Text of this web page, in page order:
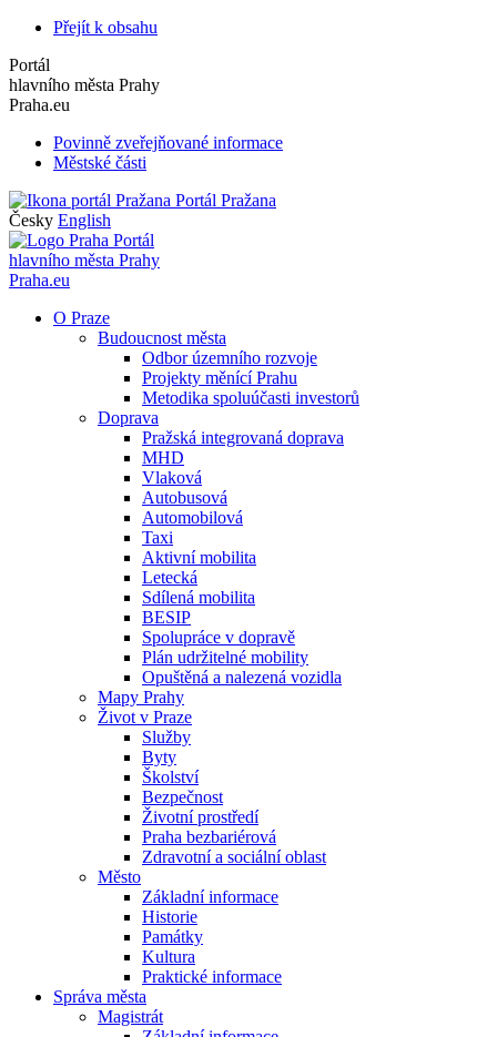
Přejít k obsahu
Portál
hlavního města Prahy
Praha.eu
Povinně zveřejňované informace
Městské části
Portál Pražana
Česky English
Portál
hlavního města Prahy
Praha.eu
O Praze
Budoucnost města
Odbor územního rozvoje
Projekty měnící Prahu
Metodika spoluúčasti investorů
Doprava
Pražská integrovaná doprava
MHD
Vlaková
Autobusová
Automobilová
Taxi
Aktivní mobilita
Letecká
Sdílená mobilita
BESIP
Spolupráce v dopravě
Plán udržitelné mobility
Opuštěná a nalezená vozidla
Mapy Prahy
Život v Praze
Služby
Byty
Školství
Bezpečnost
Životní prostředí
Praha bezbariérová
Zdravotní a sociální oblast
Město
Základní informace
Historie
Památky
Kultura
Praktické informace
Správa města
Magistrát